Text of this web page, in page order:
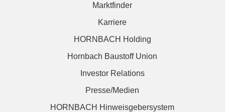
Marktfinder
Karriere
HORNBACH Holding
Hornbach Baustoff Union
Investor Relations
Presse/Medien
HORNBACH Hinweisgebersystem